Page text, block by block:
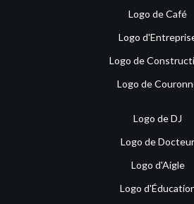
Logo de Café
Logo
Logo de
Logo de
Logo de DJ
Logo de Docteur
Logo d'Aigle
Logo